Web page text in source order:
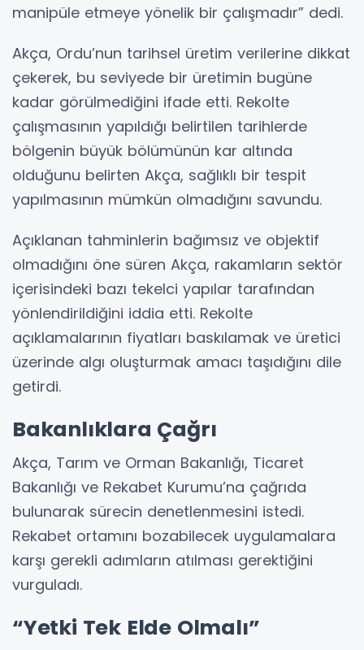
manipüle etmeye yönelik bir çalışmadır” dedi.
Akça, Ordu’nun tarihsel üretim verilerine dikkat
çekerek, bu seviyede bir üretimin bugüne
kadar görülmediğini ifade etti. Rekolte
çalışmasının yapıldığı belirtilen tarihlerde
bölgenin büyük bölümünün kar altında
olduğunu belirten Akça, sağlıklı bir tespit
yapılmasının mümkün olmadığını savundu.
Açıklanan tahminlerin bağımsız ve objektif
olmadığını öne süren Akça, rakamların sektör
içerisindeki bazı tekelci yapılar tarafından
yönlendirildiğini iddia etti. Rekolte
açıklamalarının fiyatları baskılamak ve üretici
üzerinde algı oluşturmak amacı taşıdığını dile
getirdi.
Bakanlıklara Çağrı
Akça, Tarım ve Orman Bakanlığı, Ticaret
Bakanlığı ve Rekabet Kurumu’na çağrıda
bulunarak sürecin denetlenmesini istedi.
Rekabet ortamını bozabilecek uygulamalara
karşı gerekli adımların atılması gerektiğini
vurguladı.
“Yetki Tek Elde Olmalı”